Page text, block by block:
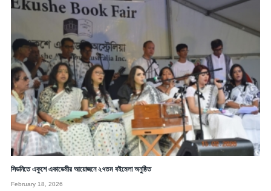
সিডনিতে একুশে একাডেমীর আয়োজনে ২৭তম বইমেলা অনুষ্ঠিত
February 18, 2026